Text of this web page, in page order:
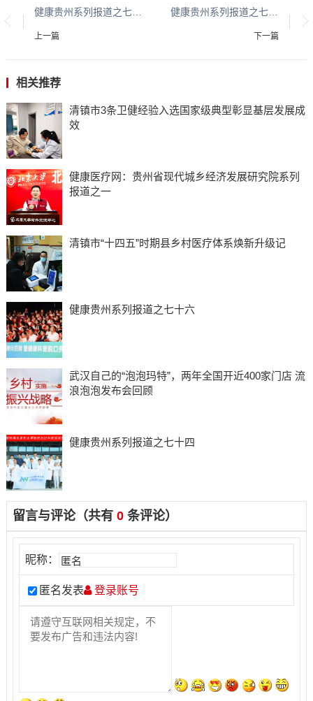
健康贵州系列报道之七十四
上一篇
健康贵州系列报道之七十六
下一篇
相关推荐
清镇市3条卫健经验入选国家级典型彰显基层发展成
效
健康医疗网：贵州省现代城乡经济发展研究院系列
报道之一
清镇市“十四五”时期县乡村医疗体系焕新升级记
健康贵州系列报道之七十六
武汉自己的“泡泡玛特”，两年全国开近400家门店 流
浪泡泡发布会回顾
健康贵州系列报道之七十四
留言与评论（共有 0条评论）
昵称：
匿名发表 登录账号